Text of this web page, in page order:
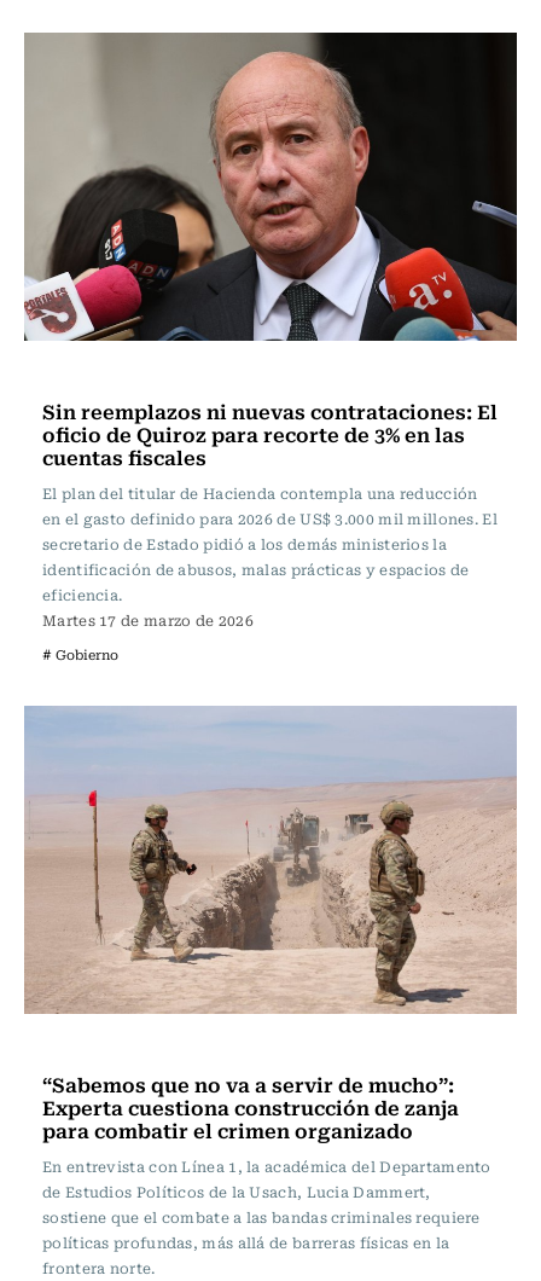
Sin reemplazos ni nuevas contrataciones: El
oficio de Quiroz para recorte de 3% en las
cuentas fiscales
El plan del titular de Hacienda contempla una reducción
en el gasto definido para 2026 de US$ 3.000 mil millones. El
secretario de Estado pidió a los demás ministerios la
identificación de abusos, malas prácticas y espacios de
eficiencia.
Martes 17 de marzo de 2026
# Gobierno
“Sabemos que no va a servir de mucho”:
Experta cuestiona construcción de zanja
para combatir el crimen organizado
En entrevista con Línea 1, la académica del Departamento
de Estudios Políticos de la Usach, Lucia Dammert,
sostiene que el combate a las bandas criminales requiere
políticas profundas, más allá de barreras físicas en la
frontera norte.